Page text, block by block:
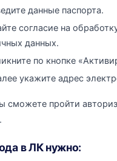
данные паспорта.
согласие на
данных.
по кнопке
укажите адрес
сможете пройти
в ЛК нужно: